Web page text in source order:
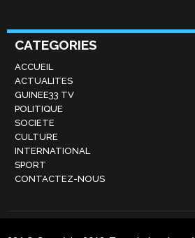
CATEGORIES
ACCUEIL
ACTUALITES
GUINEE33 TV
POLITIQUE
SOCIETE
CULTURE
INTERNATIONAL
SPORT
CONTACTEZ-NOUS